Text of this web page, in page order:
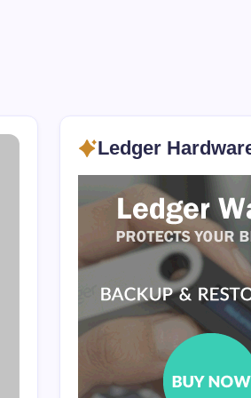
Ledger